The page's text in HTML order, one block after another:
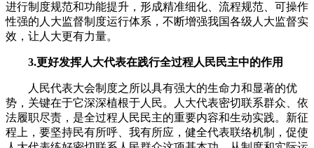
进行制度规范和功能提升，形成精准细化、流程规范、可操作
性强的人大监督制度运行体系，不断增强我国各级人大监督实
效，让人大更有力量。
3.更好发挥人大代表在践行全过程人民民主中的作用
人民代表大会制度之所以具有强大的生命力和显著的优
势，关键在于它深深植根于人民。人大代表密切联系群众、依
法履职尽责，是全过程人民民主的重要内容和生动实践。新征
程上，要坚持民有所呼、我有所应，健全代表联络机制，促使